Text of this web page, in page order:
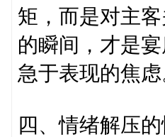
矩，而是对主
的瞬间，才是
急于表现的焦虑
四、情绪解压